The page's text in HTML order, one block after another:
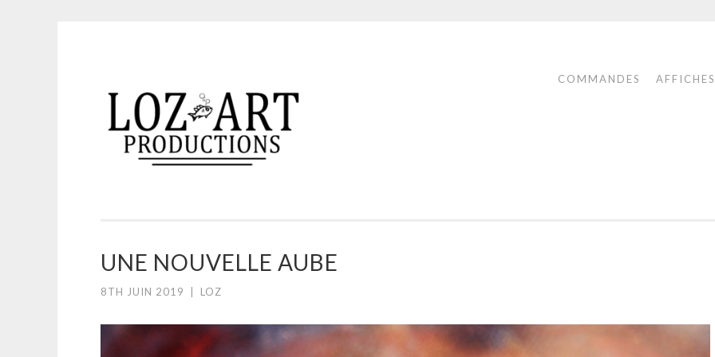
au
contenu
principal
LOZ ART PRODUCTIONS
COMMANDES
UNE NOUVELLE AUBE
8TH JUIN 2019 LOZ